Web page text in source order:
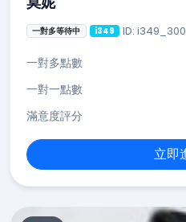
一對多等待中 i349 ID:
一對多點數
一對一點數
滿意度評分
立即